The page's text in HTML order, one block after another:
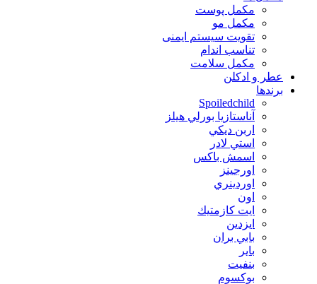
مکمل پوست
مکمل مو
تقویت سیستم ایمنی
تناسب اندام
مکمل سلامت
عطر و ادکلن
برندها
Spoiledchild
آناستازيا بورلي هيلز
اربن ديكي
استي لادر
اسمش باكس
اورجينز
اوردينري
اون
ايت كازمتيك
ايزدين
بابي بران
بایر
بنفيت
بوكسوم